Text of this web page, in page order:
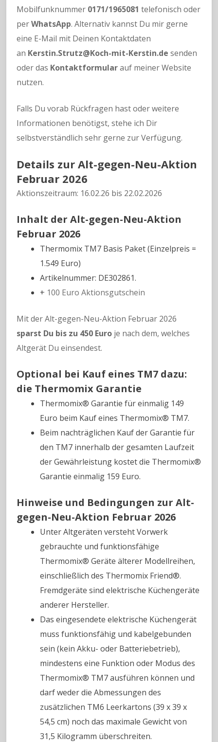
Mobilfunknummer 0171/1965081 telefonisch oder
perWhatsApp. Alternativ kannst Du mir gerne
eine E-Mail mit Deinen Kontaktdaten
an Kerstin.Strutz@Koch-mit-Kerstin.de senden
oder das Kontaktformularauf meiner Website
nutzen.
Falls Du vorab Rückfragen hast oder weitere
Informationen benötigst, stehe ich Dir
selbstverständlich sehr gerne zur Verfügung.
Details zur Alt-gegen-Neu-Aktion
Februar 2026
Aktionszeitraum: 16.02.26 bis 22.02.2026
Inhalt der Alt-gegen-Neu-Aktion
Februar 2026
Thermomix TM7 Basis Paket (Einzelpreis =
1.549 Euro)
Artikelnummer: DE302861.
+ 100 Euro Aktionsgutschein
Mit der Alt-gegen-Neu-Aktion Februar 2026
sparst Du bis zu 450 Euro je nach dem, welches
Altgerät Du einsendest.
Optional bei Kauf eines TM7 dazu:
die Thermomix Garantie
Thermomix® Garantie für einmalig 149
Euro beim Kauf eines Thermomix® TM7.
Beim nachträglichen Kauf der Garantie für
den TM7 innerhalb der gesamten Laufzeit
der Gewährleistung kostet die Thermomix®
Garantie einmalig 159 Euro.
Hinweise und Bedingungen zur Alt-
gegen-Neu-Aktion Februar 2026
Unter Altgeräten versteht Vorwerk
gebrauchte und funktionsfähige
Thermomix® Geräte älterer Modellreihen,
einschließlich des Thermomix Friend®.
Fremdgeräte sind elektrische Küchengeräte
anderer Hersteller.
Das eingesendete elektrische Küchengerät
muss funktionsfähig und kabelgebunden
sein (kein Akku- oder Batteriebetrieb),
mindestens eine Funktion oder Modus des
Thermomix® TM7 ausführen können und
darf weder die Abmessungen des
zusätzlichen TM6 Leerkartons (39 x 39 x
54,5 cm) noch das maximale Gewicht von
31,5 Kilogramm überschreiten.